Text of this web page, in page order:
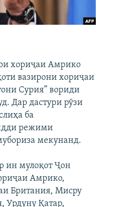
хориҷаи Амрико
вазирони хориҷаи
Сурия” вориди
Дар дастури рӯзи
ба
режими
мекунанд.
ин мулоқот Ҷон
Амрико,
Британия, Мисру
Урдуну Қатар,